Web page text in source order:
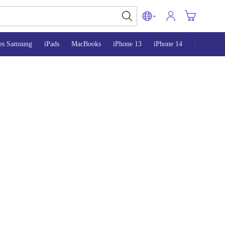
Samsung iPads MacBooks iPhone 13 iPhone 14 iPhone 15